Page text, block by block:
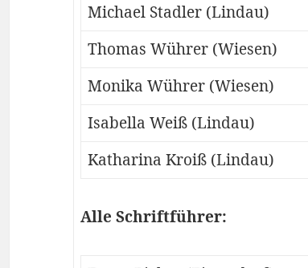
Michael Stadler (Lindau)
Thomas Wührer (Wiesen)
Monika Wührer (Wiesen)
Isabella Weiß (Lindau)
Katharina Kroiß (Lindau)
Alle Schriftführer: